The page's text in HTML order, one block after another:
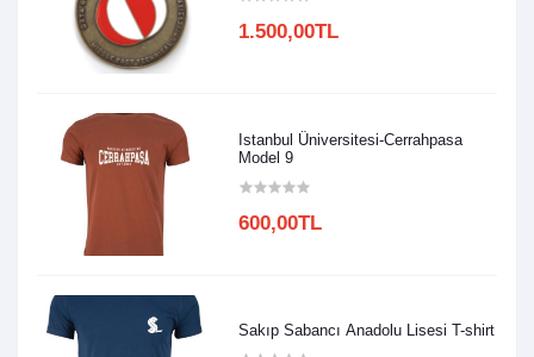
1.500,00TL
Istanbul Üniversitesi-Cerrahpasa
Model 9
600,00TL
Sakıp Sabancı Anadolu Lisesi T-shirt